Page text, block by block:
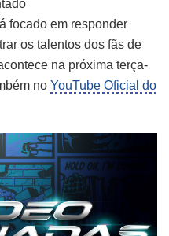
focado em responder
os talentos dos fãs de
na próxima terça-
no YouTube Oficial do